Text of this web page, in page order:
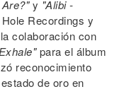
y "Alibi -
Recordings y
colaboración con
para el álbum
reconocimiento
de oro en